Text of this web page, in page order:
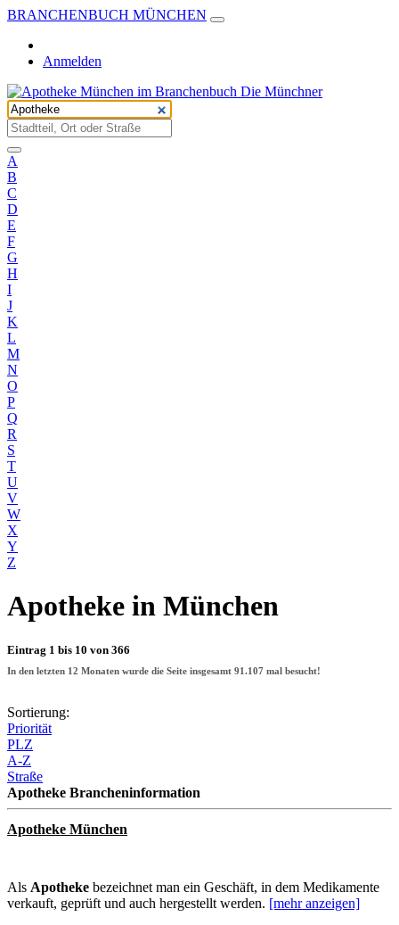
BRANCHENBUCH MÜNCHEN
Anmelden
A
B
C
D
E
F
G
H
I
J
K
L
M
N
O
P
Q
R
S
T
U
V
W
X
Y
Z
Apotheke in München
Eintrag 1 bis 10 von 366
In den letzten 12 Monaten wurde die Seite insgesamt 91.107 mal besucht!
Sortierung:
Priorität
PLZ
A-Z
Straße
Apotheke Brancheninformation
Apotheke München
Als Apotheke bezeichnet man ein Geschäft, in dem Medikamente
verkauft, geprüft und auch hergestellt werden. [mehr anzeigen]